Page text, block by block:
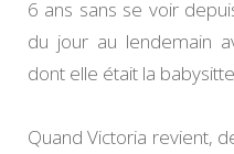
6 ans sans se voir
du jour au lendemain
dont elle était la
Quand Victoria revient,